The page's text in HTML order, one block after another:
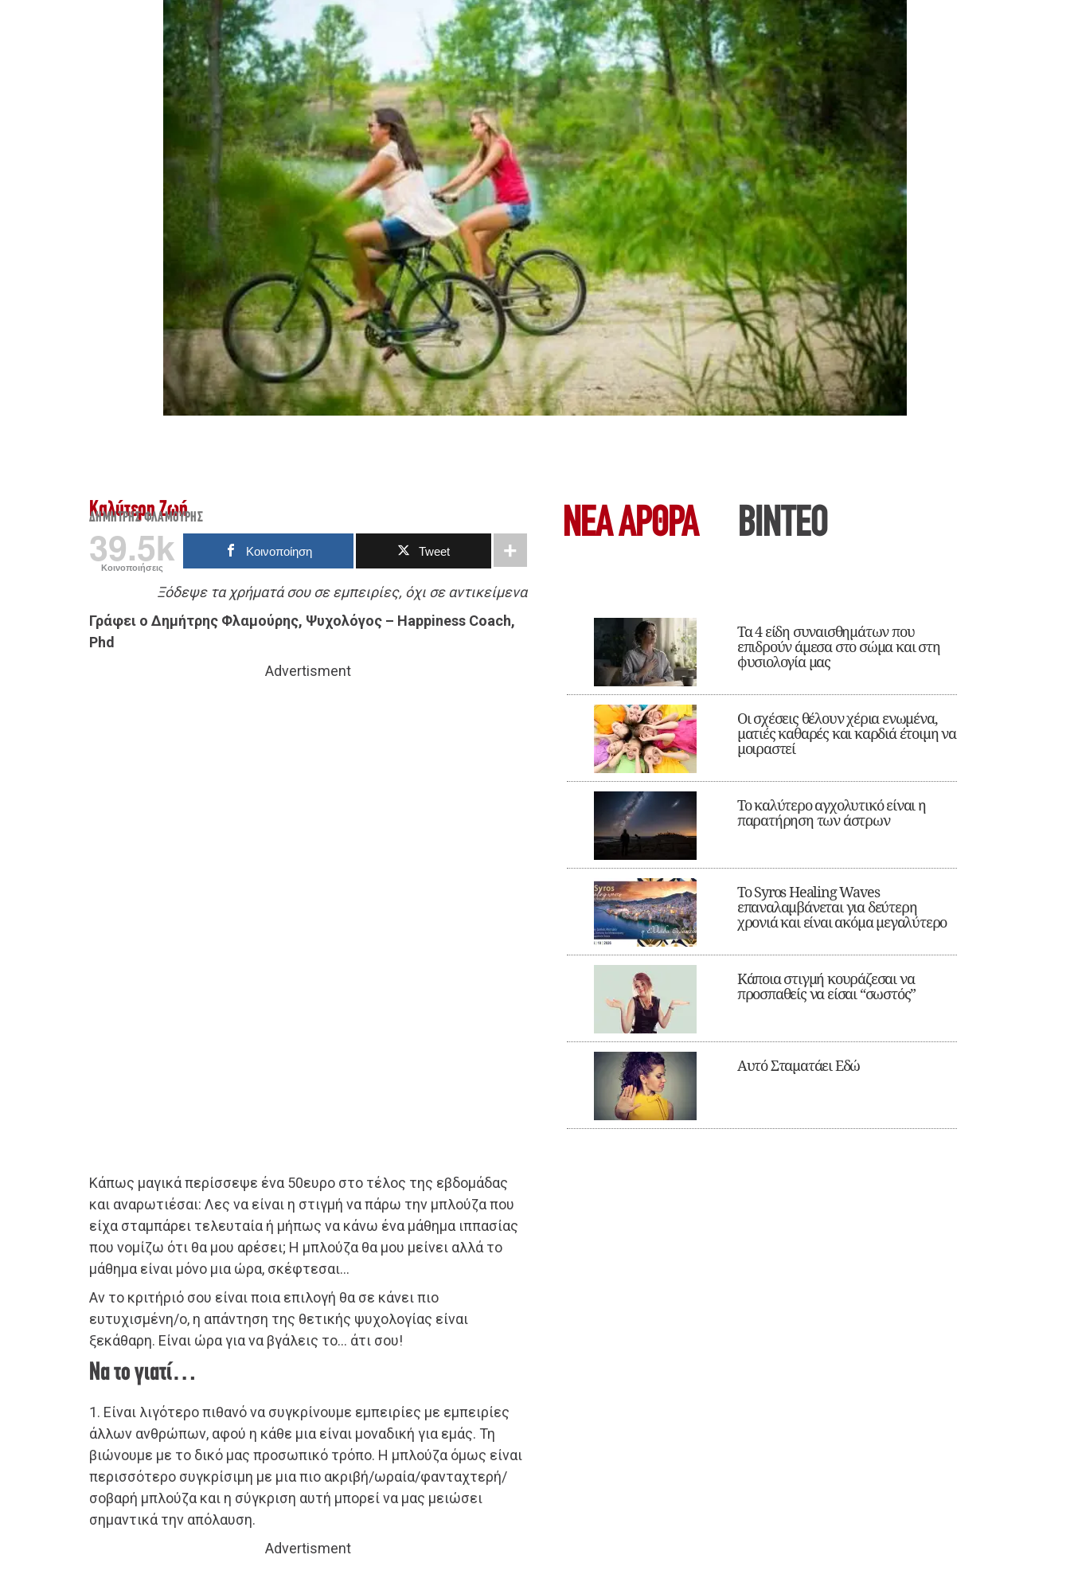
Καλύτερη Ζωή
ΔΗΜΉΤΡΗΣ ΦΛΑΜΟΎΡΗΣ
39.5k
Κοινοποιήσεις
Κοινοποίηση Tweet
Ξόδεψε τα χρήματά σου σε εμπειρίες, όχι σε αντικείμενα
Γράφει ο Δημήτρης Φλαμούρης, Ψυχολόγος – Happiness Coach,
Phd
Advertisment
Κάπως μαγικά περίσσεψε ένα 50ευρο στο τέλος της εβδομάδας
και αναρωτιέσαι: Λες να είναι η στιγμή να πάρω την μπλούζα που
είχα σταμπάρει τελευταία ή μήπως να κάνω ένα μάθημα ιππασίας
που νομίζω ότι θα μου αρέσει; Η μπλούζα θα μου μείνει αλλά το
μάθημα είναι μόνο μια ώρα, σκέφτεσαι…
Αν το κριτήριό σου είναι ποια επιλογή θα σε κάνει πιο
ευτυχισμένη/ο, η απάντηση της θετικής ψυχολογίας είναι
ξεκάθαρη. Είναι ώρα για να βγάλεις το… άτι σου!
Να το γιατί…
1. Είναι λιγότερο πιθανό να συγκρίνουμε εμπειρίες με εμπειρίες
άλλων ανθρώπων, αφού η κάθε μια είναι μοναδική για εμάς. Τη
βιώνουμε με το δικό μας προσωπικό τρόπο. Η μπλούζα όμως είναι
περισσότερο συγκρίσιμη με μια πιο ακριβή/ωραία/φανταχτερή/
σοβαρή μπλούζα και η σύγκριση αυτή μπορεί να μας μειώσει
σημαντικά την απόλαυση.
Advertisment
ΝΕΑ ΆΡΘΡΑ ΒΙΝΤΕΟ
Τα 4 είδη συναισθημάτων που
επιδρούν άμεσα στο σώμα και στη
φυσιολογία μας
Οι σχέσεις θέλουν χέρια ενωμένα,
ματιές καθαρές και καρδιά έτοιμη να
μοιραστεί
Το καλύτερο αγχολυτικό είναι η
παρατήρηση των άστρων
Το Syros Healing Waves
επαναλαμβάνεται για δεύτερη
χρονιά και είναι ακόμα μεγαλύτερο
Κάποια στιγμή κουράζεσαι να
προσπαθείς να είσαι “σωστός”
Αυτό Σταματάει Εδώ